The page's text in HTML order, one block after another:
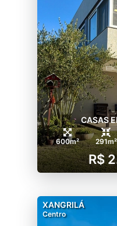
CASAS
600m² 291m²
R$
XANGRILÁ
Centro